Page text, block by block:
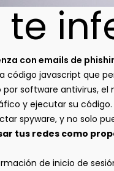
con emails de
código javascript que
software antivirus,
y ejecutar su código.
spyware, y no solo
tus redes como
de inicio de